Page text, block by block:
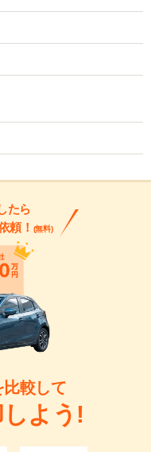
たら
頼！ (無料)
較して
よう!